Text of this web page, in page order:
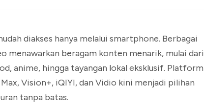
diakses hanya melalui smartphone. Berbagai
menawarkan beragam konten menarik, mulai dari
anime, hingga tayangan lokal eksklusif. Platform
Vision+, iQIYI, dan Vidio kini menjadi pilihan
tanpa batas.